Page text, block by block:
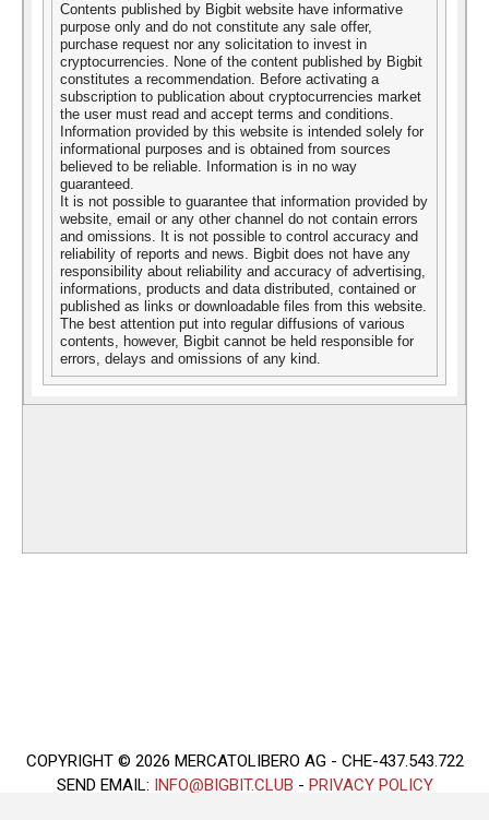
Contents published by Bigbit website have informative
purpose only and do not constitute any sale offer,
purchase request nor any solicitation to invest in
cryptocurrencies. None of the content published by Bigbit
constitutes a recommendation. Before activating a
subscription to publication about cryptocurrencies market
the user must read and accept terms and conditions.
Information provided by this website is intended solely for
informational purposes and is obtained from sources
believed to be reliable. Information is in no way
guaranteed.
It is not possible to guarantee that information provided by
website, email or any other channel do not contain errors
and omissions. It is not possible to control accuracy and
reliability of reports and news. Bigbit does not have any
responsibility about reliability and accuracy of advertising,
informations, products and data distributed, contained or
published as links or downloadable files from this website.
The best attention put into regular diffusions of various
contents, however, Bigbit cannot be held responsible for
errors, delays and omissions of any kind.
COPYRIGHT © 2026 MERCATOLIBERO AG - CHE-437.543.722
SEND EMAIL: INFO@BIGBIT.CLUB - PRIVACY POLICY